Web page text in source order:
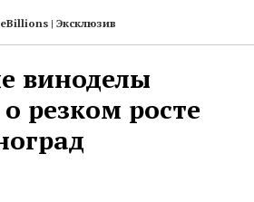
| Эксклюзив
виноделы
резком росте